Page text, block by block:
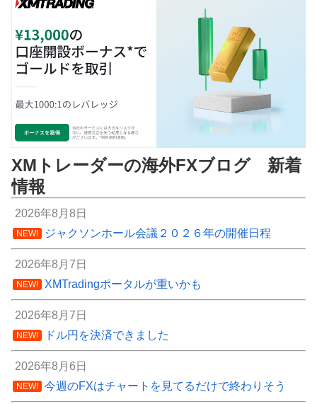
XMトレーダーの海外FXブログ 新着
情報
2026年8月8日
NEW! ジャクソンホール会議２０２６年の開催日程
2026年8月7日
NEW! XMTradingポータルが重いかも
2026年8月7日
NEW! ドル円を決済できました
2026年8月6日
NEW! 今週のFXはチャートを見てるだけで終わりそう